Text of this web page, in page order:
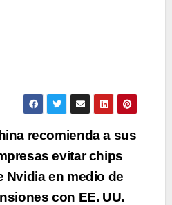
recomienda a sus
evitar chips
Nvidia en medio de
con EE. UU.